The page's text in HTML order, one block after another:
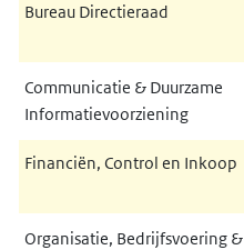
Bureau Directieraad
Communicatie & Duurzame
Informatievoorziening
Financiën, Control en Inkoop
Organisatie, Bedrijfsvoering &